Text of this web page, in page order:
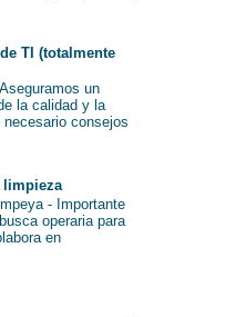
TI (totalmente
un
la calidad y la
consejos
limpieza
- Importante
operaria para
en